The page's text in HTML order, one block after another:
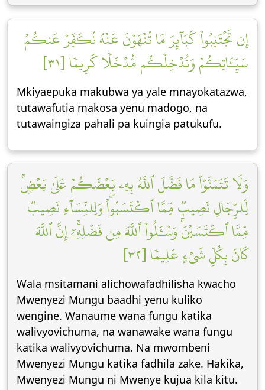
إِن تَجۡتَنِبُواْ كَبَآئِرَ مَا تُنۡهَوۡنَ عَنۡهُ نُكَفِّرۡ عَنكُمۡ
سَيِّـَٔاتِكُمۡ وَنُدۡخِلۡكُم مُّدۡخَلٗا كَرِيمٗا [٣١]
Mkiyaepuka makubwa ya yale mnayokatazwa,
tutawafutia makosa yenu madogo, na
tutawaingiza pahali pa kuingia patukufu.
وَلَا تَتَمَنَّوۡاْ مَا فَضَّلَ ٱللَّهُ بِهِۦ بَعۡضَكُمۡ عَلَىٰ بَعۡضٖۚ
لِّلرِّجَالِ نَصِيبٞ مِّمَّا ٱكۡتَسَبُواْۖ وَلِلنِّسَآءِ نَصِيبٞ
مِّمَّا ٱكۡتَسَبۡنَۚ وَسۡـَٔلُواْ ٱللَّهَ مِن فَضۡلِهِۦٓۚ إِنَّ ٱللَّهَ
كَانَ بِكُلِّ شَيۡءٍ عَلِيمٗا [٣٢]
Wala msitamani alichowafadhilisha kwacho
Mwenyezi Mungu baadhi yenu kuliko
wengine. Wanaume wana fungu katika
walivyovichuma, na wanawake wana fungu
katika walivyovichuma. Na mwombeni
Mwenyezi Mungu katika fadhila zake. Hakika,
Mwenyezi Mungu ni Mwenye kujua kila kitu.